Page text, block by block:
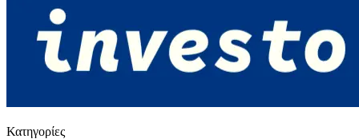
Κατηγορίες